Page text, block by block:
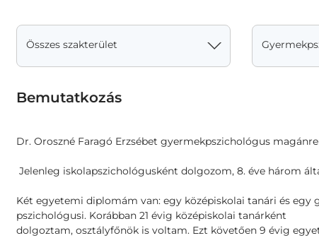
Összes szakterület
Bemutatkozás
Dr. Oroszné Faragó Erzsébet gyermekpszichológus
Jelenleg iskolapszichológusként dolgozom, 8. éve három
Két egyetemi diplomám van: egy középiskolai tanári és egy
pszichológusi. Korábban 21 évig középiskolai tanárként
dolgoztam, osztályfőnök is voltam. Ezt követően 9 évig